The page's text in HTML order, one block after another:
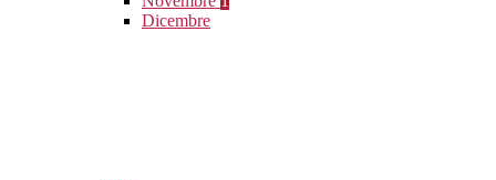
Dicembre